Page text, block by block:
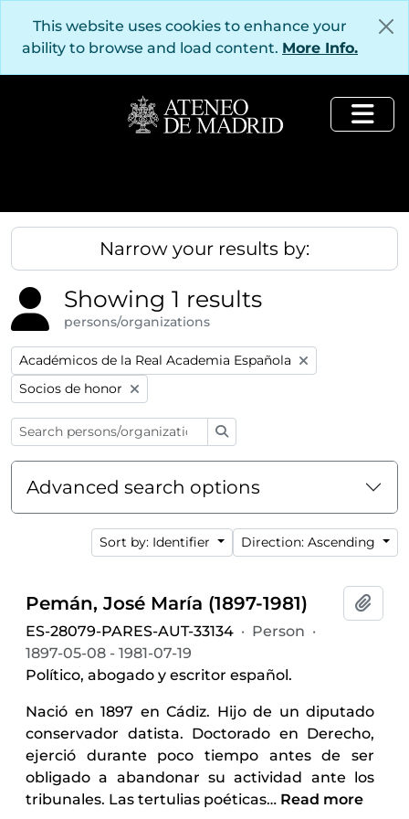
This website uses cookies to enhance your
ability to browse and load content. More Info.
Narrow your results by:
Showing 1 results
persons/organizations
Remove filter:
Académicos de la Real Academia Española
Remove filter:
Socios de honor
Advanced search options
Sort by: Identifier Direction: Ascending
Pemán, José María (1897-1981)
ES-28079-PARES-AUT-33134 · Person ·
1897-05-08 - 1981-07-19
Político, abogado y escritor español.
Nació en 1897 en Cádiz. Hijo de un diputado
conservador datista. Doctorado en Derecho,
ejerció durante poco tiempo antes de ser
obligado a abandonar su actividad ante los
tribunales. Las tertulias poéticas… Read more